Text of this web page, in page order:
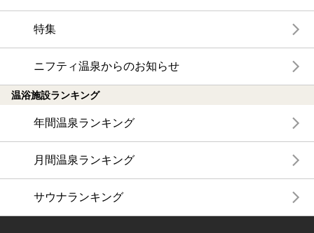
特集
ニフティ温泉からのお知らせ
温浴施設ランキング
年間温泉ランキング
月間温泉ランキング
サウナランキング